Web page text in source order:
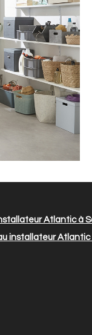
Atlantic à
installateur Atlantic